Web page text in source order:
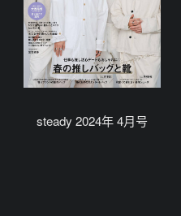
steady 2024年 4月号